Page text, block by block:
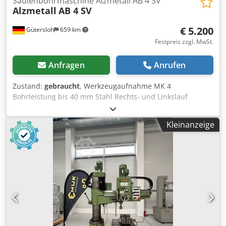
Gütersloh 659 km
Alzmetall AB 4 SV
€ 5.200
Festpreis zzgl. MwSt.
Anfragen Anrufen
Zustand: gebraucht, Werkzeugaufnahme MK 4
Bohrleistung bis 40 mm Stahl Rechts- und Linkslauf
Stufenlose Drehzahlverstellung mit Anzeige Csdpfx Abozh
Ivyj Rorf Automatischer Vorschub
Kleinanzeige